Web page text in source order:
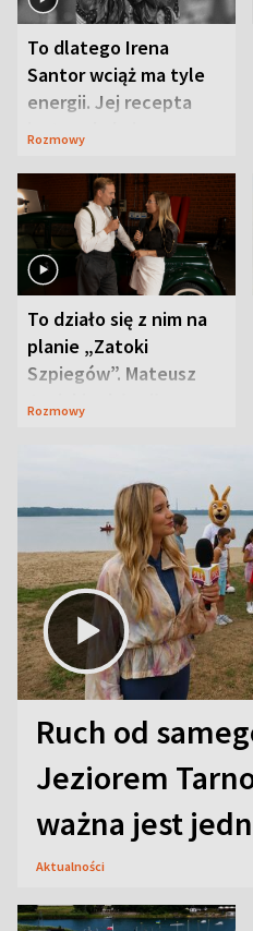
To dlatego Irena
Santor wciąż ma tyle
energii. Jej recepta
jest zaskakująco
Rozmowy
To działo się z nim na
planie „Zatoki
Szpiegów”. Mateusz
Janicki odsłonił
Rozmowy
Ruch od
Jeziorem
ważna jest
Aktualności